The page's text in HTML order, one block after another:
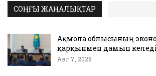
СОҢҒЫ ЖАҢАЛЫҚТАР
Ақмола облысының
қарқынмен дамып
Авг 7, 2026